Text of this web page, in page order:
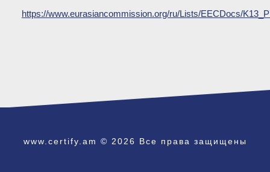
https://www.eurasiancommission.org/ru/Lists/EECDocs/
www.certify.am © 2026 Все права защищены